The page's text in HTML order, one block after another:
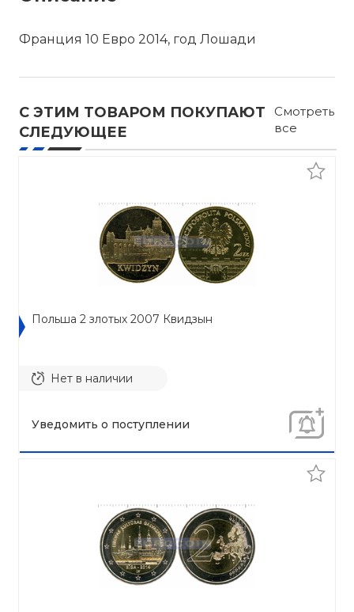
Франция 10 Евро 2014, год Лошади
С ЭТИМ ТОВАРОМ ПОКУПАЮТ
СЛЕДУЮЩЕЕ
Смотреть
все
Польша 2 злотых 2007 Квидзын
Нет в наличии
Уведомить о поступлении